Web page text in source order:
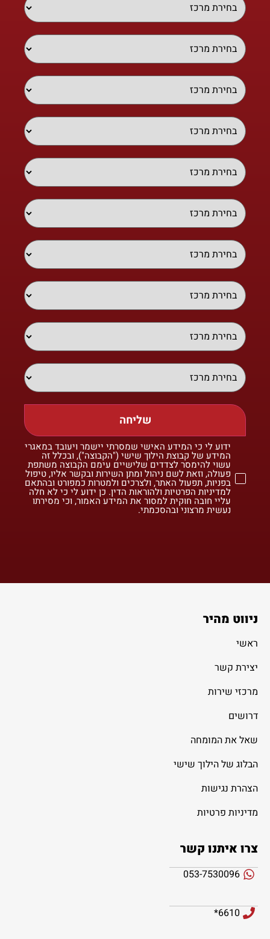
שליחה
ידוע לי כי המידע האישי שמסרתי יישמר ויעובד במאגרי
המידע של קבוצת הילוך שישי ("הקבוצה"), ובכלל זה
עשוי להימסר לצדדים שלישיים עימם הקבוצה משתפת
פעולה, וזאת לשם ניהול ומתן השירות ובקשר אליו, טיפול
בפניות, תפעול האתר, ולצרכים ולמטרות כמפורט ובהתאם
למדיניות הפרטיות ולהוראות הדין. כן ידוע לי כי לא חלה
עליי חובה חוקית למסור את המידע האמור, וכי מסירתו
נעשית מרצוני ובהסכמתי.
ניווט מהיר
ראשי
יצירת קשר
מרכזי שירות
דרושים
שאל את המומחה
הבלוג של הילוך שישי
הצהרת נגישות
מדיניות פרטיות
צרו איתנו קשר
053-7530096
6610*